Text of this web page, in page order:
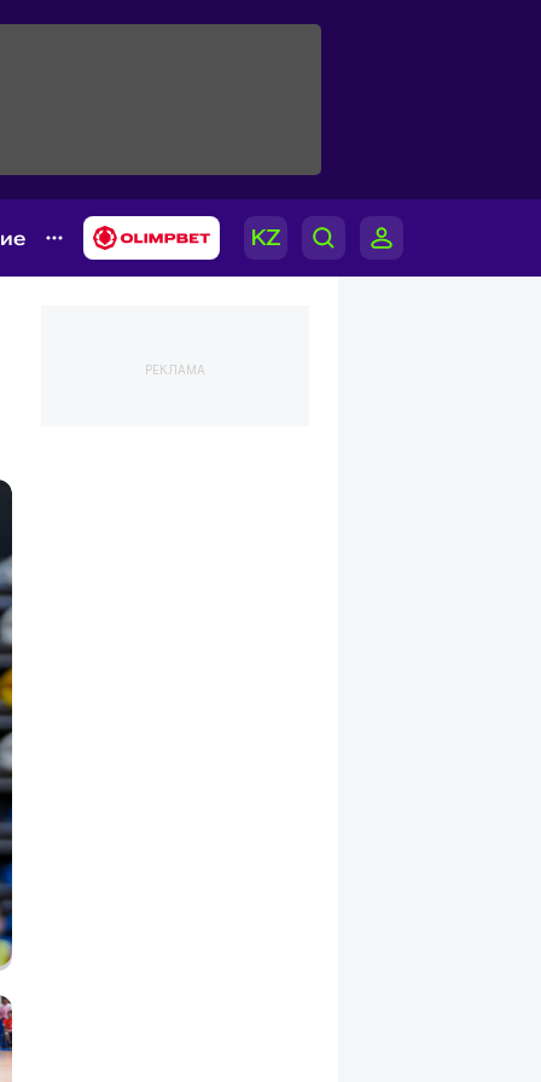
РЕКЛАМА